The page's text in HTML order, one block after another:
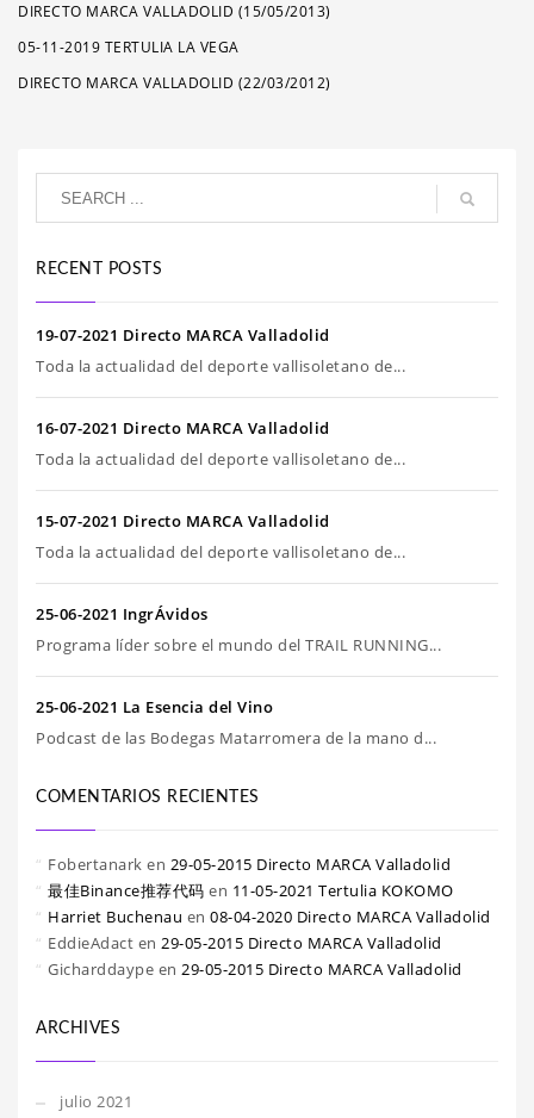
DIRECTO MARCA VALLADOLID (15/05/2013)
05-11-2019 TERTULIA LA VEGA
DIRECTO MARCA VALLADOLID (22/03/2012)
RECENT POSTS
19-07-2021 Directo MARCA Valladolid
Toda la actualidad del deporte vallisoletano de...
16-07-2021 Directo MARCA Valladolid
Toda la actualidad del deporte vallisoletano de...
15-07-2021 Directo MARCA Valladolid
Toda la actualidad del deporte vallisoletano de...
25-06-2021 IngrÁvidos
Programa líder sobre el mundo del TRAIL RUNNING...
25-06-2021 La Esencia del Vino
Podcast de las Bodegas Matarromera de la mano d...
COMENTARIOS RECIENTES
Fobertanark en 29-05-2015 Directo MARCA Valladolid
最佳Binance推荐代码 en 11-05-2021 Tertulia KOKOMO
Harriet Buchenau en 08-04-2020 Directo MARCA Valladolid
EddieAdact en 29-05-2015 Directo MARCA Valladolid
Gicharddaype en 29-05-2015 Directo MARCA Valladolid
ARCHIVES
julio 2021